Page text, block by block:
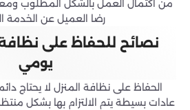
من اكتمال العمل بالشكل المطلوب
رضا العميل عن الخدمة
نصائح للحفاظ على
يومي
الحفاظ على نظافة المنزل لا يحتاج
عادات بسيطة يتم الالتزام بها بشكل